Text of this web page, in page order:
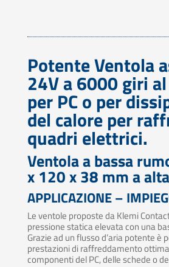
Potente Ventola
24V a 6000 giri
per PC o per
del calore per
quadri elettrici.
Ventola a bassa
x 120 x 38 mm a
APPLICAZIONE –
Le ventole proposte da Klemi
pressione statica elevata con una
Grazie ad un flusso d’aria potente è
prestazioni di raffreddamento
componenti del PC, delle schede o